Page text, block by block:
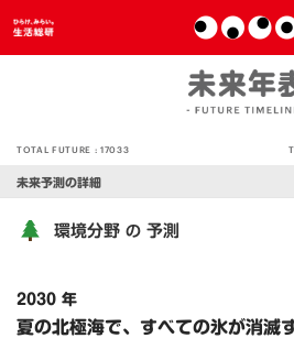
TOTAL FUTURE :17033
未来予測の詳細
環境分野 の 予測
2030 年
夏の北極海で、すべての氷が消滅